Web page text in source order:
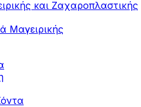
και Ζαχαροπλαστικής
Μαγειρικής